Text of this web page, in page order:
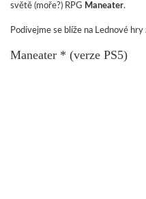
světě (moře?) RPG Maneater.
Podívejme se blíže na Lednové
Maneater * (verze PS5)